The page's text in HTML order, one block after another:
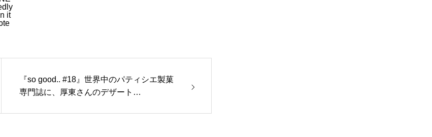
it
『so good.. #18』世界中のパティシエ製菓
専門誌に、厚東さんのデザート…